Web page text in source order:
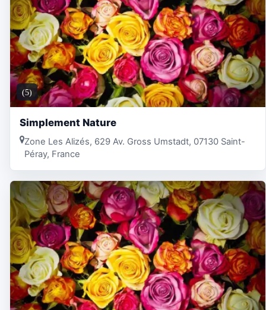
(5)
Simplement Nature
Zone Les Alizés, 629 Av. Gross Umstadt, 07130 Saint-
Péray, France